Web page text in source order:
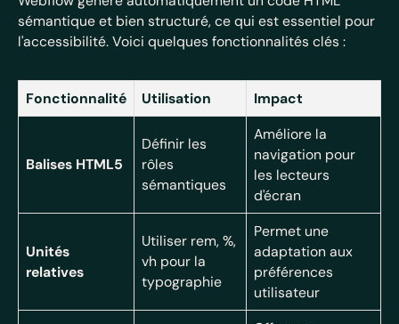
sémantique et bien structuré, ce qui est essentiel pour
l'accessibilité. Voici quelques fonctionnalités clés :
Fonctionnalité Utilisation Impact
Balises HTML5
Définir les
rôles
sémantiques
Améliore la
navigation pour
les lecteurs
d'écran
Unités
relatives
Utiliser rem, %,
vh pour la
typographie
Permet une
adaptation aux
préférences
utilisateur